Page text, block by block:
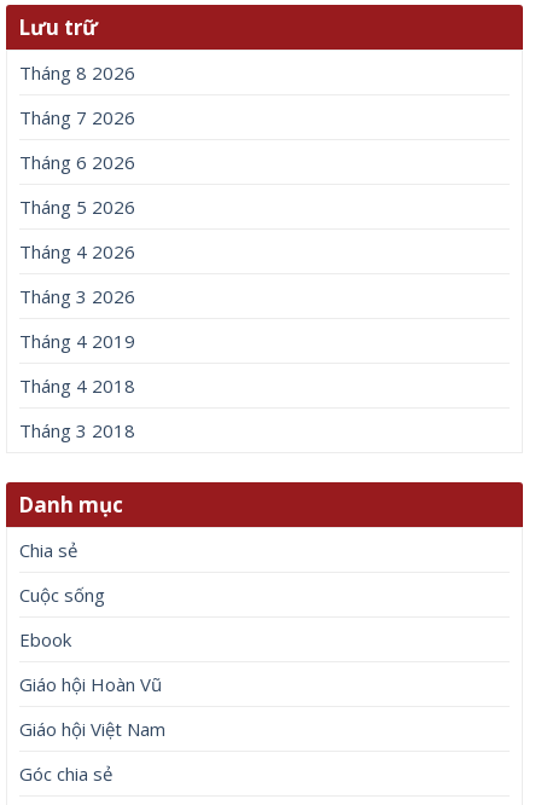
Lưu trữ
Tháng 8 2026
Tháng 7 2026
Tháng 6 2026
Tháng 5 2026
Tháng 4 2026
Tháng 3 2026
Tháng 4 2019
Tháng 4 2018
Tháng 3 2018
Danh mục
Chia sẻ
Cuộc sống
Ebook
Giáo hội Hoàn Vũ
Giáo hội Việt Nam
Góc chia sẻ